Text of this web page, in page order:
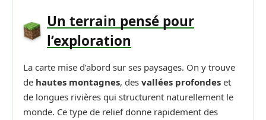
Un terrain pensé pour
l’exploration
La carte mise d’abord sur ses paysages. On y trouve
de hautes montagnes, des vallées profondes et
de longues rivières qui structurent naturellement le
monde. Ce type de relief donne rapidement des